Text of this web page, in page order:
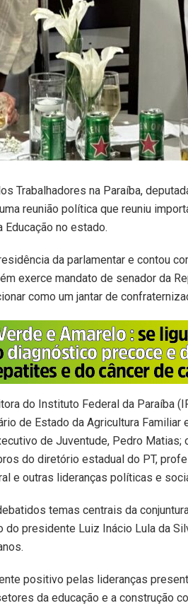
Trabalhadores na Paraíba,
reunião política que reuniu
no estado.
da parlamentar e contou
exerce mandato de senador da
como um jantar de
do Instituto Federal da Paraíba
de Estado da Agricultura
de Juventude, Pedro
do diretório estadual do PT,
e outras lideranças políticas e
temas centrais da
do presidente Luiz Inácio Lula da
positivo pelas lideranças
da educação e a construção